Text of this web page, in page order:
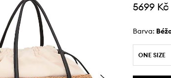
5699 Kč
Barva:
ONE SIZE